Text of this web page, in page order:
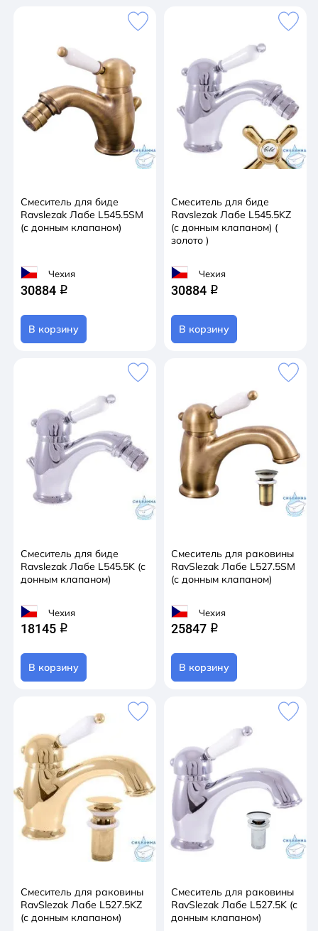
Смеситель для биде
Ravslezak Лабе L545.5SM
(с донным клапаном)
Чехия
30884 q
В корзину
Смеситель для биде
Ravslezak Лабе L545.5KZ
(с донным клапаном) (
золото )
Чехия
30884 q
В корзину
Смеситель для биде
Ravslezak Лабе L545.5K (с
донным клапаном)
Чехия
18145 q
В корзину
Смеситель для раковины
RavSlezak Лабе L527.5SM
(с донным клапаном)
Чехия
25847 q
В корзину
Смеситель для раковины
RavSlezak Лабе L527.5KZ
(с донным клапаном)
Смеситель для раковины
RavSlezak Лабе L527.5K (с
донным клапаном)